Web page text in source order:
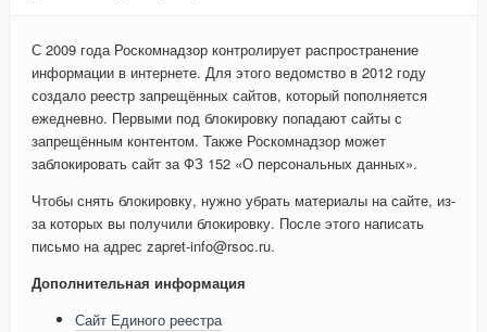
С 2009 года Роскомнадзор контролирует распространение
информации в интернете. Для этого ведомство в 2012 году
создало реестр запрещённых сайтов, который пополняется
ежедневно. Первыми под блокировку попадают сайты с
запрещённым контентом. Также Роскомнадзор может
заблокировать сайт за ФЗ 152 «О персональных данных».
Чтобы снять блокировку, нужно убрать материалы на сайте, из-
за которых вы получили блокировку. После этого написать
письмо на адрес zapret-info@rsoc.ru.
Дополнительная информация
Сайт Единого реестра